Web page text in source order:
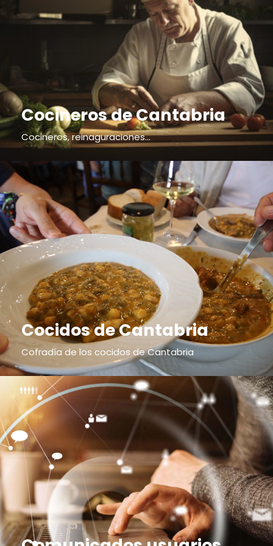
Cocineros de Cantabria
Cocineros, reinaguraciones...
Cocidos de Cantabria
Cofradía de los cocidos de Cantabria